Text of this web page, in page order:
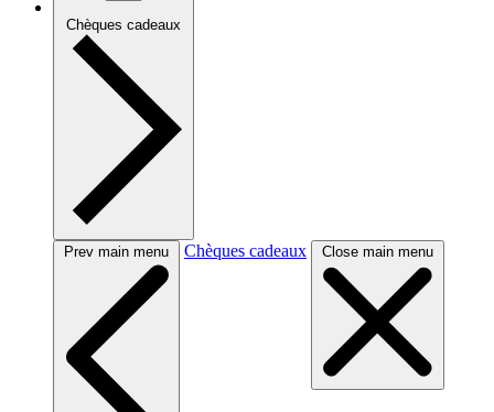
Chèques cadeaux
Prev main menu Chèques cadeaux Close main menu